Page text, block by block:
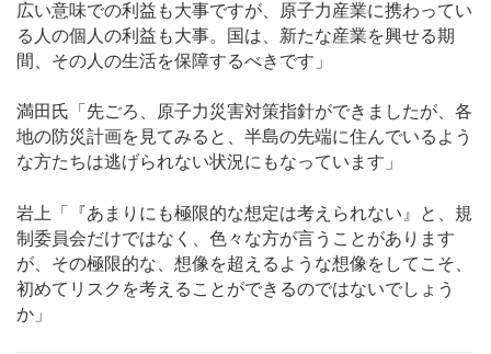
広い意味での利益も大事ですが、原子力産業に携わってい
る人の個人の利益も大事。国は、新たな産業を興せる期
間、その人の生活を保障するべきです」
満田氏「先ごろ、原子力災害対策指針ができましたが、各
地の防災計画を見てみると、半島の先端に住んでいるよう
な方たちは逃げられない状況にもなっています」
岩上「『あまりにも極限的な想定は考えられない』と、規
制委員会だけではなく、色々な方が言うことがあります
が、その極限的な、想像を超えるような想像をしてこそ、
初めてリスクを考えることができるのではないでしょう
か」